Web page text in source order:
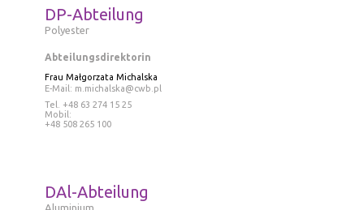
DP-Abteilung
Polyester
Abteilungsdirektorin
Frau Małgorzata Michalska
E-Mail: m.michalska@cwb.pl
Tel . +48 63 274 15 25
Mobil:
+48 508 265 100
DAl-Abteilung
Aluminium